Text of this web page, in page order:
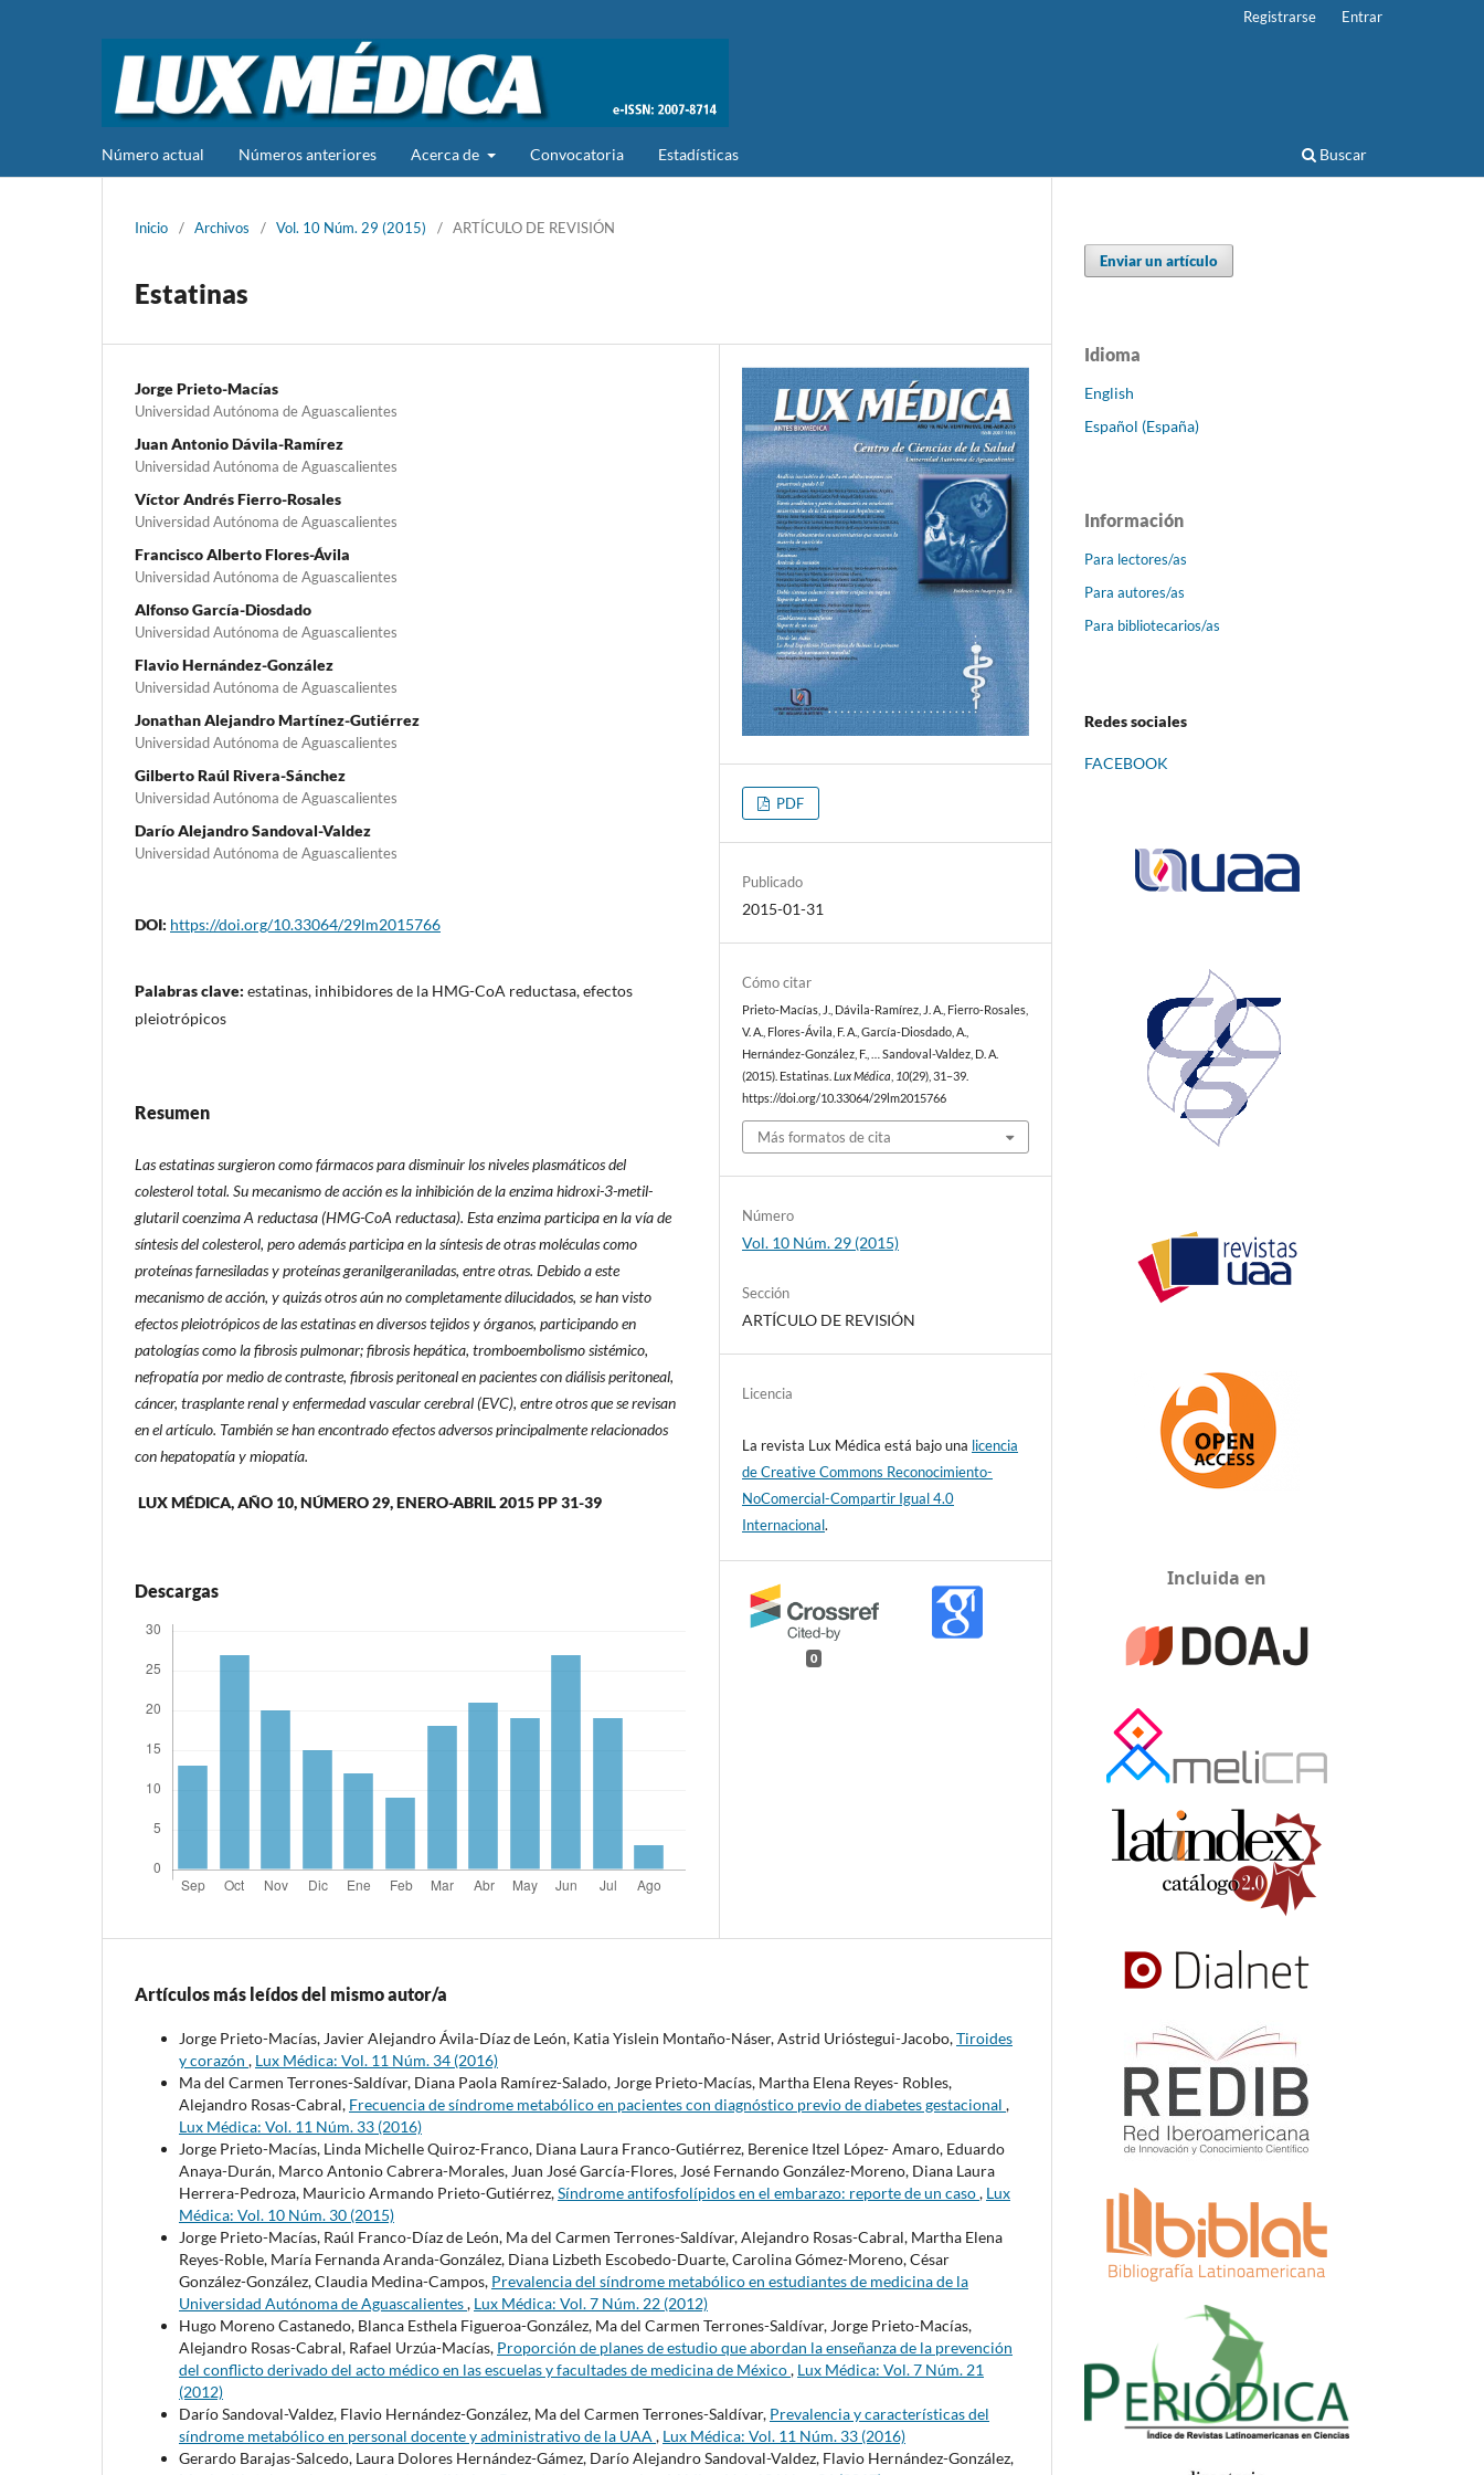
Número actual Números anteriores Acerca de Convocatoria Estadísticas Buscar
Registrarse Entrar
Inicio / Archivos / Vol. 10 Núm. 29 (2015) / ARTÍCULO DE REVISIÓN
Estatinas
Jorge Prieto-Macías
Universidad Autónoma de Aguascalientes
Juan Antonio Dávila-Ramírez
Universidad Autónoma de Aguascalientes
Víctor Andrés Fierro-Rosales
Universidad Autónoma de Aguascalientes
Francisco Alberto Flores-Ávila
Universidad Autónoma de Aguascalientes
Alfonso García-Diosdado
Universidad Autónoma de Aguascalientes
Flavio Hernández-González
Universidad Autónoma de Aguascalientes
Jonathan Alejandro Martínez-Gutiérrez
Universidad Autónoma de Aguascalientes
Gilberto Raúl Rivera-Sánchez
Universidad Autónoma de Aguascalientes
Darío Alejandro Sandoval-Valdez
Universidad Autónoma de Aguascalientes
DOI: https://doi.org/10.33064/29lm2015766
Palabras clave: estatinas, inhibidores de la HMG-CoA reductasa, efectos
pleiotrópicos
Resumen
Las estatinas surgieron como fármacos para disminuir los niveles plasmáticos del
colesterol total. Su mecanismo de acción es la inhibición de la enzima hidroxi-3-metil-
glutarilcoenzima A reductasa (HMG-CoA reductasa). Esta enzima participa en la vía de
síntesis del colesterol, pero además participa en la síntesis de otras moléculas como
proteínas farnesiladas y proteínas geranilgeraniladas, entre otras. Debido a este
mecanismo de acción, y quizás otros aún no completamente dilucidados, se han visto
efectos pleiotrópicos de las estatinas en diversos tejidos y órganos, participando en
patologías como la fibrosis pulmonar; fibrosis hepática, tromboembolismo sistémico,
nefropatía por medio de contraste, fibrosis peritoneal en pacientes con diálisis peritoneal,
cáncer, trasplante renal y enfermedad vascular cerebral (EVC), entre otros que se revisan
en el artículo. También se han encontrado efectos adversos principalmente relacionados
con hepatopatía y miopatía.
LUX MÉDICA, AÑO 10, NÚMERO 29, ENERO-ABRIL 2015 PP 31-39
Descargas
PDF
Publicado
2015-01-31
Cómo citar
Prieto-Macías, J., Dávila-Ramírez, J. A., Fierro-Rosales,
V. A., Flores-Ávila, F. A., García-Diosdado, A.,
Hernández-González, F., … Sandoval-Valdez, D. A.
(2015). Estatinas.Lux Médica 10(29), 31–39.
https://doi.org/10.33064/29lm2015766
Más formatos de cita
Número
Vol. 10 Núm. 29 (2015)
Sección
ARTÍCULO DE REVISIÓN
Licencia
La revista Lux Médica está bajo una licencia
de Creative Commons Reconocimiento-
NoComercial-Compartir Igual 4.0
Internacional.
0
Artículos más leídos del mismo autor/a
Jorge Prieto-Macías, Javier Alejandro Ávila-Díaz de León, Katia Yislein Montaño-Náser, Astrid Urióstegui-Jacobo,Tiroides
y corazón , Lux Médica: Vol. 11 Núm. 34 (2016)
Ma del Carmen Terrones-Saldívar, Diana Paola Ramírez-Salado, Jorge Prieto-Macías, Martha Elena Reyes- Robles,
Alejandro Rosas-Cabral, Frecuencia de síndrome metabólico en pacientes con diagnóstico previo de diabetes gestacional ,
Lux Médica: Vol. 11 Núm. 33 (2016)
Jorge Prieto-Macías, Linda Michelle Quiroz-Franco, Diana Laura Franco-Gutiérrez, Berenice Itzel López- Amaro, Eduardo
Anaya-Durán, Marco Antonio Cabrera-Morales, Juan José García-Flores, José Fernando González-Moreno, Diana Laura
Herrera-Pedroza, Mauricio Armando Prieto-Gutiérrez,Síndrome antifosfolípidos en el embarazo: reporte de un caso, Lux
Médica: Vol. 10 Núm. 30 (2015)
Jorge Prieto-Macías, Raúl Franco-Díaz de León, Ma del Carmen Terrones-Saldívar, Alejandro Rosas-Cabral, Martha Elena
Reyes-Roble, María Fernanda Aranda-González, Diana Lizbeth Escobedo-Duarte, Carolina Gómez-Moreno, César
González-González, Claudia Medina-Campos, Prevalencia del síndrome metabólico en estudiantes de medicina de la
Universidad Autónoma de Aguascalientes, Lux Médica: Vol. 7 Núm. 22 (2012)
Hugo Moreno Castanedo, Blanca Esthela Figueroa-González, Ma del Carmen Terrones-Saldívar, Jorge Prieto-Macías,
Alejandro Rosas-Cabral, Rafael Urzúa-Macías, Proporción de planes de estudio que abordan la enseñanza de la prevención
del conflicto derivado del acto médico en las escuelas y facultades de medicina de México, Lux Médica: Vol. 7 Núm. 21
(2012)
Darío Sandoval-Valdez, Flavio Hernández-González, Ma del Carmen Terrones-Saldívar, Prevalencia y características del
síndrome metabólico en personal docente y administrativo de la UAA , Lux Médica: Vol. 11 Núm. 33 (2016)
Gerardo Barajas-Salcedo, Laura Dolores Hernández-Gámez, Darío Alejandro Sandoval-Valdez, Flavio Hernández-González,
Enviar un artículo
Idioma
English
Español (España)
Información
Para lectores/as
Para autores/as
Para bibliotecarios/as
Redes sociales
FACEBOOK
Incluida en